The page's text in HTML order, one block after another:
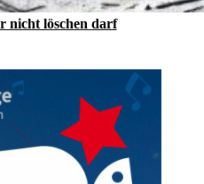
nicht löschen darf